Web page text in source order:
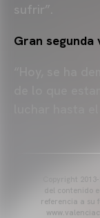
sufrir”.
Gran segunda
Copyright
del contenido
referencia a su